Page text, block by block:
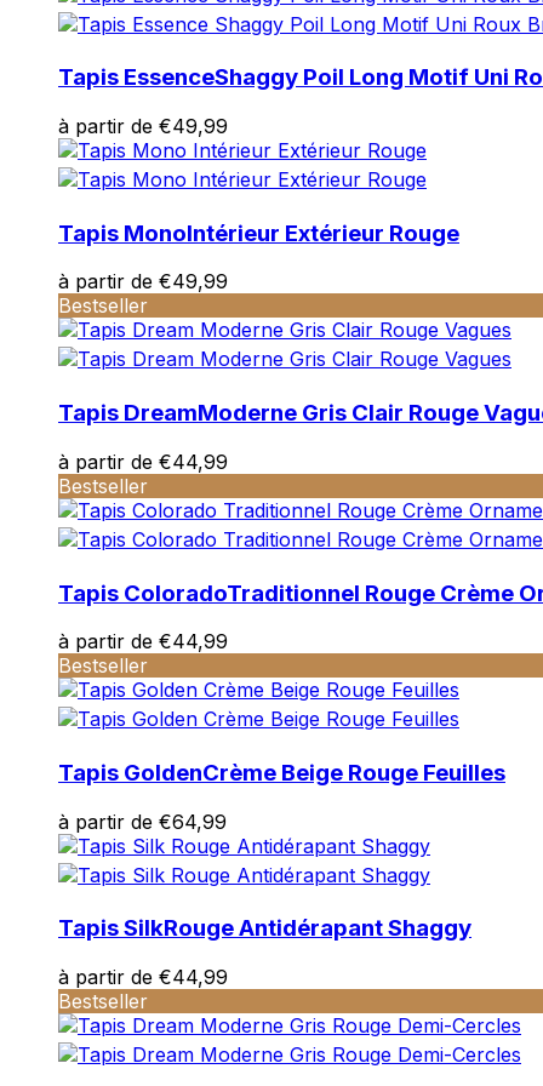
Tapis EssenceShaggy Poil Long Motif Uni
à partir de €49,99
Tapis MonoIntérieur Extérieur Rouge
à partir de €49,99
Bestseller
Tapis DreamModerne Gris Clair Rouge
à partir de €44,99
Bestseller
Tapis ColoradoTraditionnel Rouge Crème
à partir de €44,99
Bestseller
Tapis GoldenCrème Beige Rouge Feuilles
à partir de €64,99
Tapis SilkRouge Antidérapant Shaggy
à partir de €44,99
Bestseller